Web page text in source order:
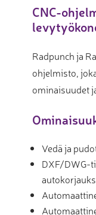
CNC-
Radpunch ja
ohjelmisto,
ominaisuudet
Vedä ja
DXF/DWG-